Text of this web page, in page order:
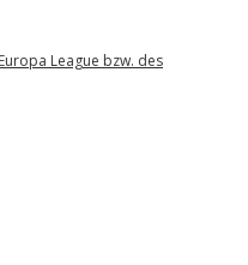
League bzw. des